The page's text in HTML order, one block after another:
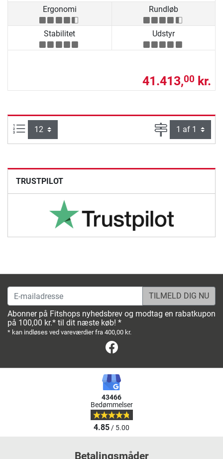
Ergonomi
Rundløb
Stabilitet Udstyr
41.413,00 kr.
Artikel pr. side: Side
TRUSTPILOT
E-mailadresse
Abonner på Fitshops nyhedsbrev og modtag en rabatkupon
på 100,00 kr.* til dit næste køb! *
* kan indløses ved vareværdier fra 400,00 kr.
43466
Bedømmelser
4.85/ 5.00
Betalingsmåder